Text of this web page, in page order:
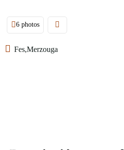
6 photos
Fes,Merzouga